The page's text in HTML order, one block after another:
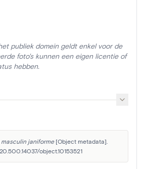
publiek domein geldt enkel voor de
foto's kunnen een eigen licentie of
hebben.
masculin janiforme [Object metadata].
object.10153521